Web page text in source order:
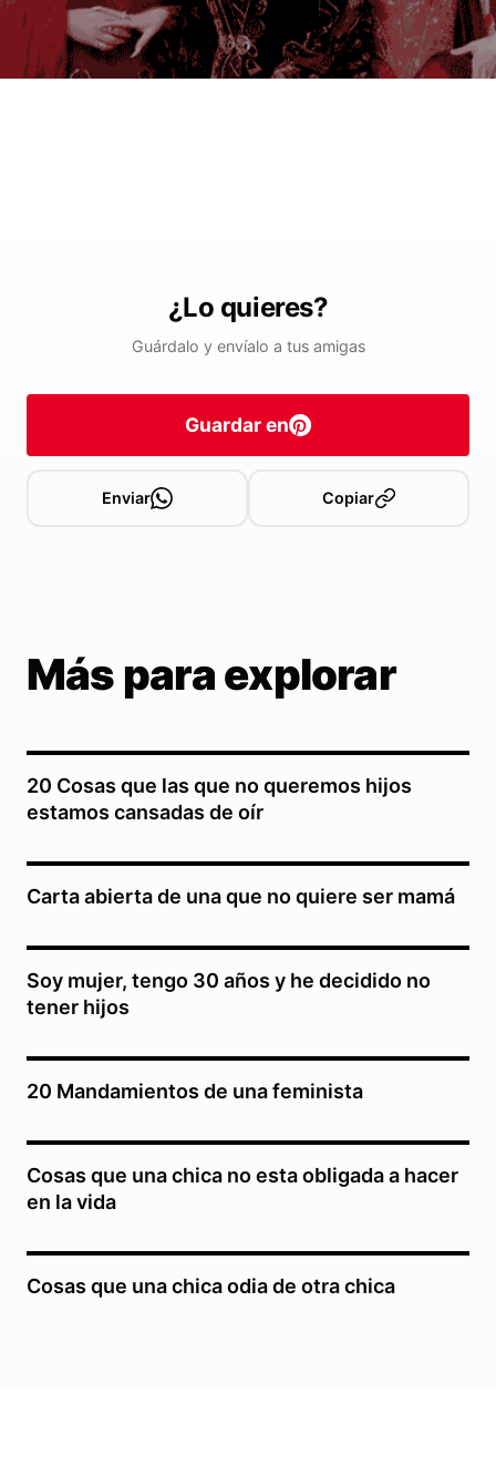
¿Lo quieres?
Guárdalo y envíalo a tus amigas
Guardar en
Enviar Copiar
Más para explorar
20 Cosas que las que no queremos hijos
estamos cansadas de oír
Carta abierta de una que no quiere ser mamá
Soy mujer, tengo 30 años y he decidido no
tener hijos
20 Mandamientos de una feminista
Cosas que una chica no esta obligada a hacer
en la vida
Cosas que una chica odia de otra chica